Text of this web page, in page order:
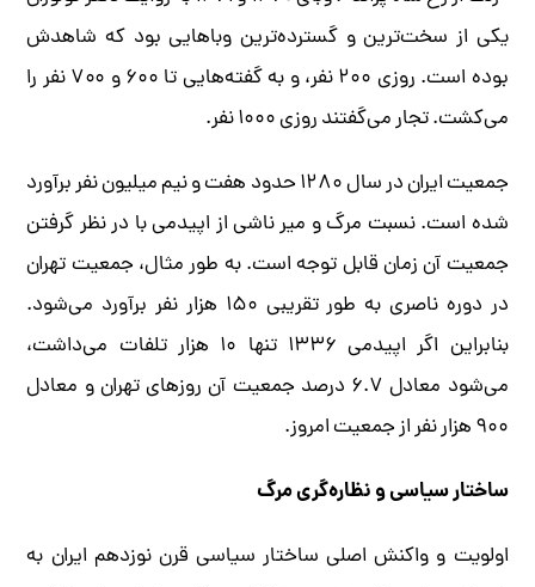
یکی از سخت‌ترین و گسترده‌ترین وباهایی بود که شاهدش
بوده است. روزی ۲۰۰ نفر، و به گفته‌هایی تا ۶۰۰ و ۷۰۰ نفر را
می‌کشت. تجار می‌گفتند روزی ۱۰۰۰ نفر.
جمعیت ایران در سال ۱۲۸۰ حدود هفت و نیم میلیون نفر برآورد
شده است. نسبت مرگ و میر ناشی از اپیدمی با در نظر گرفتن
جمعیت آن زمان قابل توجه است. به طور مثال، جمعیت تهران
در دوره ناصری به طور تقریبی ۱۵۰ هزار نفر برآورد می‌شود.
بنابراین اگر اپیدمی ۱۳۳۶ تنها ۱۰ هزار تلفات می‌داشت،
می‌شود معادل ۶.۷ درصد جمعیت آن روزهای تهران و معادل
۹۰۰ هزار نفر از جمعیت امروز.
ساختار سیاسی و نظاره‌گری مرگ
اولویت و واکنش اصلی ساختار سیاسی قرن نوزدهم ایران به